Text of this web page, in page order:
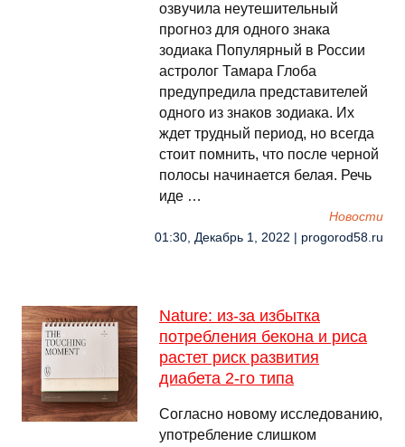
озвучила неутешительный
прогноз для одного знака
зодиака Популярный в России
астролог Тамара Глоба
предупредила представителей
одного из знаков зодиака. Их
ждет трудный период, но всегда
стоит помнить, что после черной
полосы начинается белая. Речь
иде …
Новости
01:30, Декабрь 1, 2022 | progorod58.ru
Nature: из-за избытка
потребления бекона и риса
растет риск развития
диабета 2-го типа
Согласно новому исследованию,
употребление слишком